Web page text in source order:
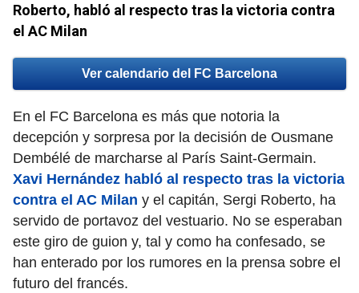
Roberto, habló al respecto tras la victoria contra
el AC Milan
Ver calendario del FC Barcelona
En el FC Barcelona es más que notoria la
decepción y sorpresa por la decisión de Ousmane
Dembélé de marcharse al París Saint-Germain.
Xavi Hernández habló al respecto tras la victoria
contra el AC Milan y el capitán, Sergi Roberto, ha
servido de portavoz del vestuario. No se esperaban
este giro de guion y, tal y como ha confesado, se
han enterado por los rumores en la prensa sobre el
futuro del francés.